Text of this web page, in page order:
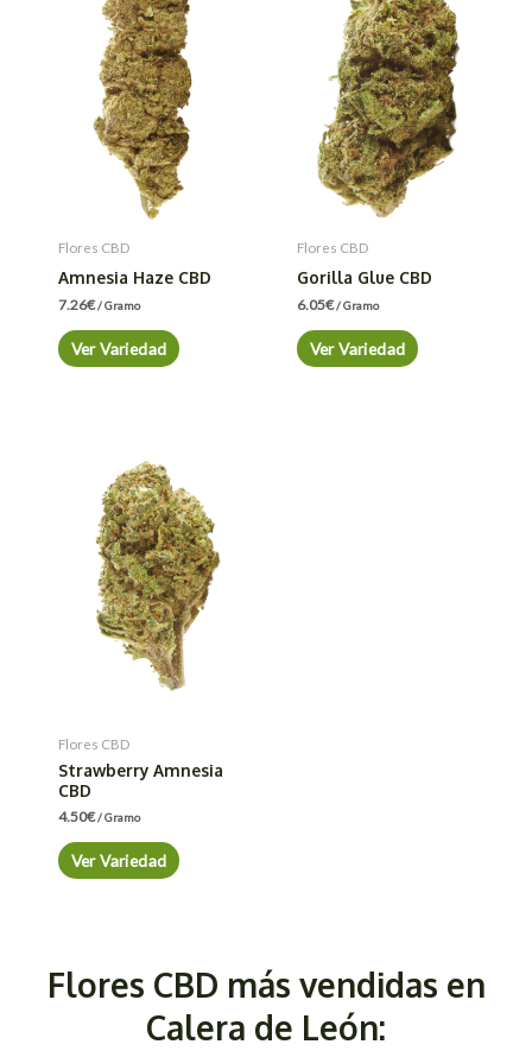
Flores CBD
Amnesia Haze CBD
7.26€/ Gramo
Ver Variedad
Flores CBD
Gorilla Glue CBD
6.05€/ Gramo
Ver Variedad
Flores CBD
Strawberry Amnesia
CBD
4.50€/ Gramo
Ver Variedad
Flores CBD más vendidas en
Calera de León: